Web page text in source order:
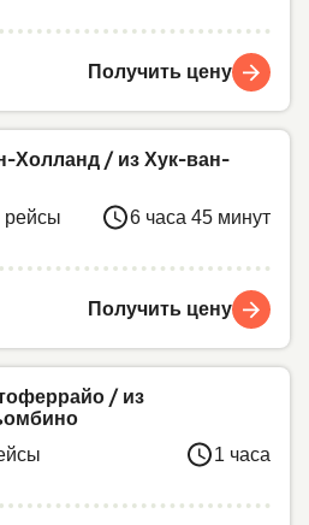
Получить цену
Холланд / из Хук-ван-
рейсы 6 часа 45 минут
Получить цену
/ из
1 часа